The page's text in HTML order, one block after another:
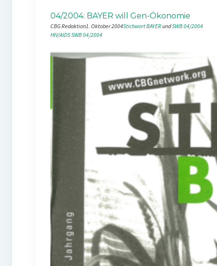
04/2004: BAYER will Gen-Ökonomie
CBG Redaktion1. Oktober 2004Stichwort BAYER und SWB 04/2004
HIV/AIDSSWB 04/2004